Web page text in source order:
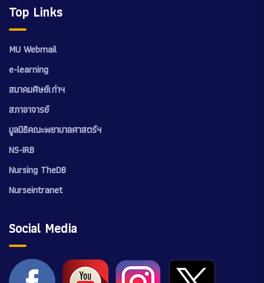
Top Links
MU Webmail
e-learning
สมาคมศิษย์เก่าฯ
สภาอาจารย์
มูลนิธิคณะพยาบาลศาสตร์ฯ
NS-IRB
Nursing TheDB
Nurseintranet
Social Media